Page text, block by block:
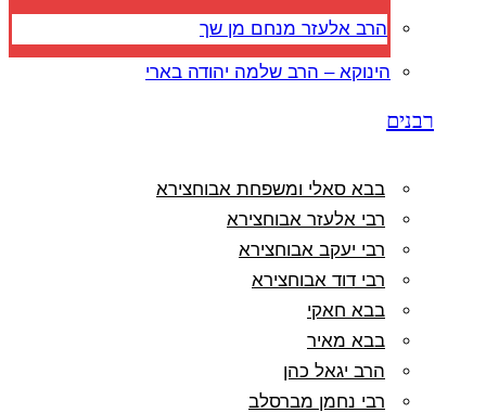
הרב אלעזר מנחם מן שך
הינוקא – הרב שלמה יהודה בארי
רבנים
בבא סאלי ומשפחת אבוחצירא
רבי אלעזר אבוחצירא
רבי יעקב אבוחצירא
רבי דוד אבוחצירא
בבא חאקי
בבא מאיר
הרב יגאל כהן
רבי נחמן מברסלב